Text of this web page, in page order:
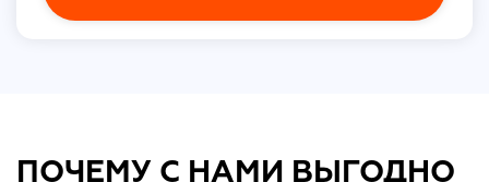
ПОЧЕМУ С НАМИ ВЫГОДНО